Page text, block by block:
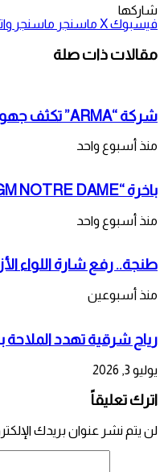
شاركها
فيسبوك‫X ماسنجر ماسنجر
مقالات ذات صلة
شركة “ARMA” تكثف جهودها لحل إشكالات النظافة ورفع مستوى الخدمة بطنجة
منذ أسبوع واحد
باخرة “CMA CGM NOTRE DAME”.. إحدى أكبر ناقلات الحاويات، ترسو بميناء طنجة المتوسط
منذ أسبوع واحد
طنجة.. رفع شارة اللواء الأزرق ب 3 شواطئ منهم ميناء
منذ أسبوعين
رياح شرقية تهدد الملاحة
يوليو 3, 2026
اترك تعليقاً
لن يتم نشر عنوان بريدك